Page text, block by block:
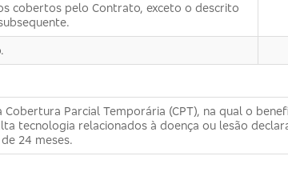
cobertos pelo Contrato, exceto o descrito
Parcial Temporária (CPT), na qual o
tecnologia relacionados à doença ou lesão
de 24 meses.